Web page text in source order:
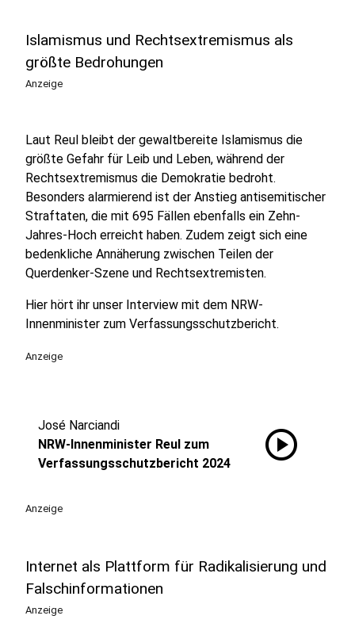
Islamismus und Rechtsextremismus als
größte Bedrohungen
Anzeige
Laut Reul bleibt der gewaltbereite Islamismus die
größte Gefahr für Leib und Leben, während der
Rechtsextremismus die Demokratie bedroht.
Besonders alarmierend ist der Anstieg antisemitischer
Straftaten, die mit 695 Fällen ebenfalls ein Zehn-
Jahres-Hoch erreicht haben. Zudem zeigt sich eine
bedenkliche Annäherung zwischen Teilen der
Querdenker-Szene und Rechtsextremisten.
Hier hört ihr unser Interview mit dem NRW-
Innenminister zum Verfassungsschutzbericht.
Anzeige
José Narciandi
NRW-Innenminister Reul zum
Verfassungsschutzbericht 2024
play_circle
Anzeige
Internet als Plattform für Radikalisierung und
Falschinformationen
Anzeige